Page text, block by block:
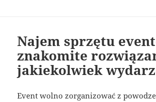
Najem sprzętu
znakomite
jakiekolwiek
Event wolno zorganizować z